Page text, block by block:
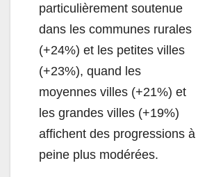
particulièrement soutenue
dans les communes rurales
(+24%) et les petites villes
(+23%), quand les
moyennes villes (+21%) et
les grandes villes (+19%)
affichent des progressions à
peine plus modérées.